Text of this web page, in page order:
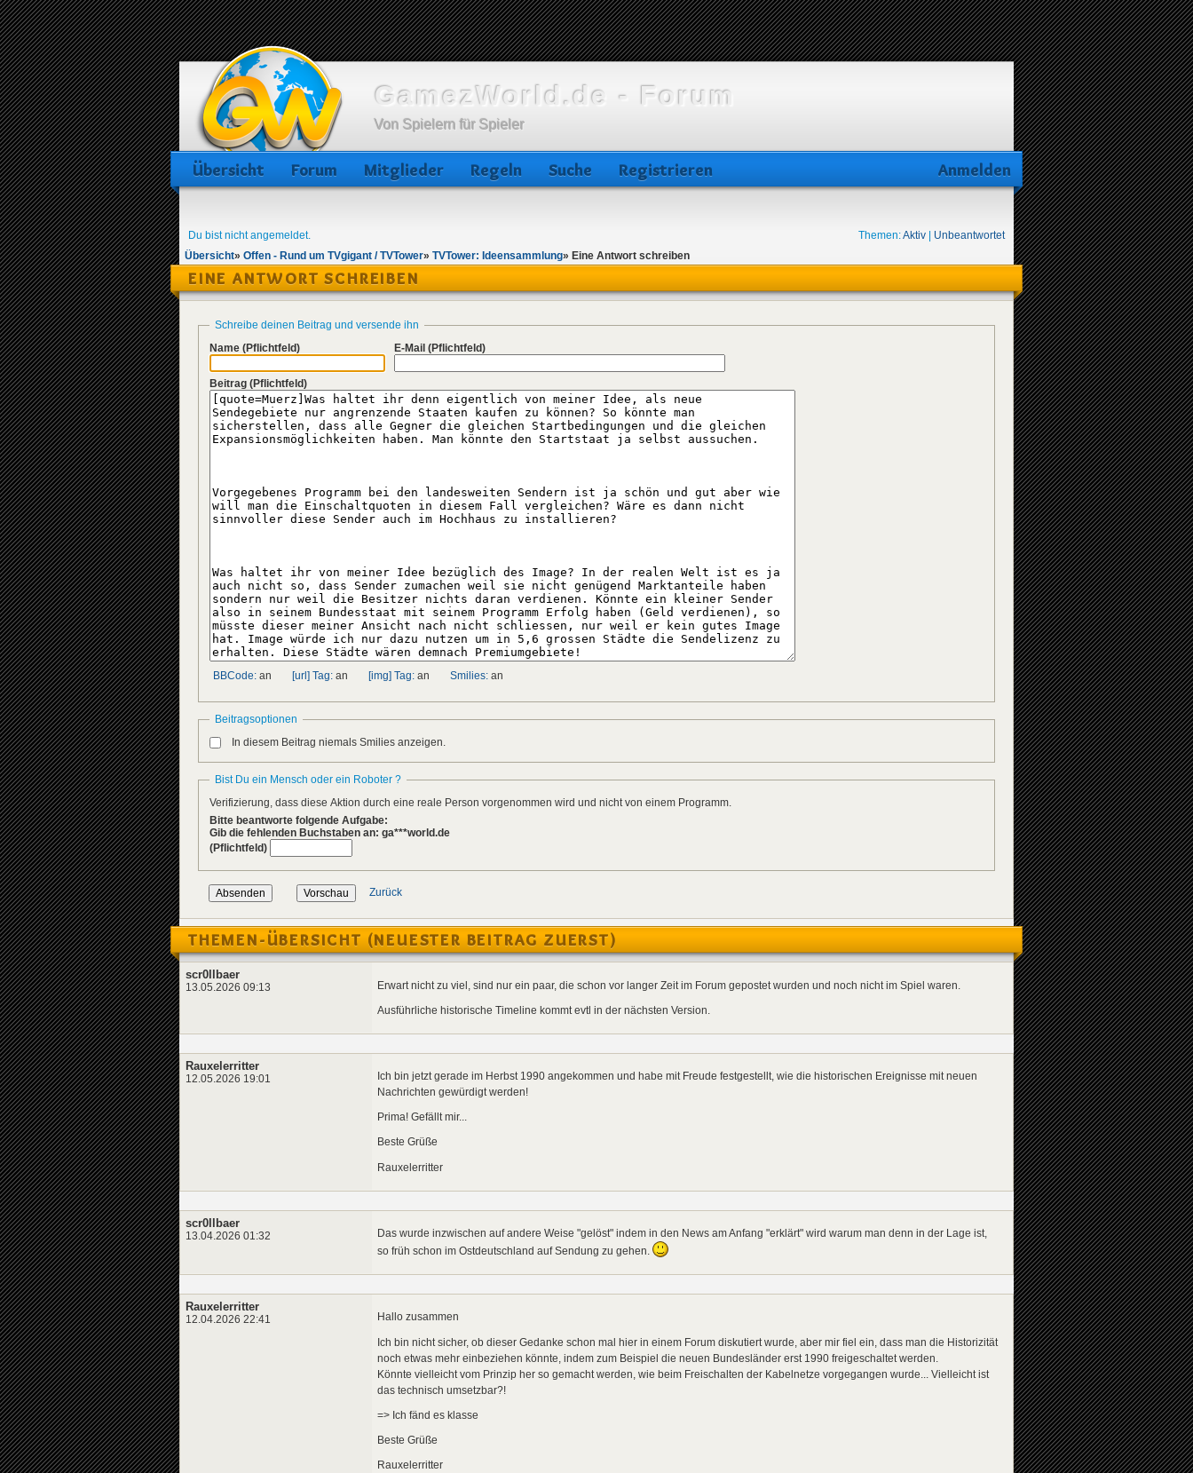
GamezWorld.de - Forum
Von Spielern für Spieler
Übersicht Forum Mitglieder Regeln Suche Registrieren Anmelden
Du bist nicht angemeldet. Themen:Aktiv
Unbeantwortet
Übersicht» Offen - Rund um TVgigant / TVTower» TVTower: Ideensammlung» Eine Antwort schreiben
EINE ANTWORT SCHREIBEN
Schreibe deinen Beitrag und versende ihn
Name (Pflichtfeld) E-Mail (Pflichtfeld)
Beitrag (Pflichtfeld)
BBCode: an [url] Tag: an [img] Tag: an Smilies: an
Beitragsoptionen
In diesem Beitrag niemals Smilies anzeigen.
Bist Du ein Mensch oder ein Roboter ?
Verifizierung, dass diese Aktion durch eine reale Person vorgenommen wird und nicht von einem Programm.
Bitte beantworte folgende Aufgabe:
Gib die fehlenden Buchstaben an: ga***world.de
(Pflichtfeld)
Zurück
THEMEN-ÜBERSICHT (NEUESTER BEITRAG ZUERST)
scr0llbaer
13.05.2026 09:13 Erwart nicht zu viel, sind nur ein paar, die schon vor langer Zeit im Forum gepostet wurden und noch nicht im Spiel waren.
Ausführliche historische Timeline kommt evtl in der nächsten Version.
Rauxelerritter
12.05.2026 19:01
Ich bin jetzt gerade im Herbst 1990 angekommen und habe mit Freude festgestellt, wie die historischen Ereignisse mit neuen
Nachrichten gewürdigt werden!
Prima! Gefällt mir...
Beste Grüße
Rauxelerritter
scr0llbaer
13.04.2026 01:32
Das wurde inzwischen auf andere Weise "gelöst" indem in den News am Anfang "erklärt" wird warum man denn in der Lage ist,
so früh schon im Ostdeutschland auf Sendung zu gehen.
Rauxelerritter
12.04.2026 22:41 Hallo zusammen
Ich bin nicht sicher, ob dieser Gedanke schon mal hier in einem Forum diskutiert wurde, aber mir fiel ein, dass man die Historizität
noch etwas mehr einbeziehen könnte, indem zum Beispiel die neuen Bundesländer erst 1990 freigeschaltet werden.
Könnte vielleicht vom Prinzip her so gemacht werden, wie beim Freischalten der Kabelnetze vorgegangen wurde... Vielleicht ist
das technisch umsetzbar?!
=> Ich fänd es klasse
Beste Grüße
Rauxelerritter